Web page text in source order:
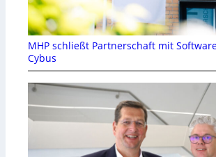
MHP schließt Partnerschaft mit
Cybus